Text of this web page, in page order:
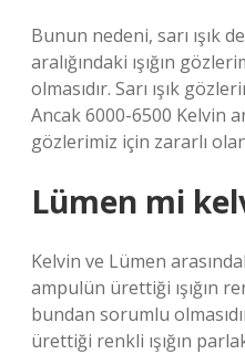
Bunun nedeni, sarı ışık
aralığındaki ışığın
olmasıdır. Sarı ışık
Ancak 6000-6500 Kelvin
gözlerimiz için zararlı
Lümen mi
Kelvin ve Lümen
ampulün ürettiği ışığın
bundan sorumlu
ürettiği renkli ışığın